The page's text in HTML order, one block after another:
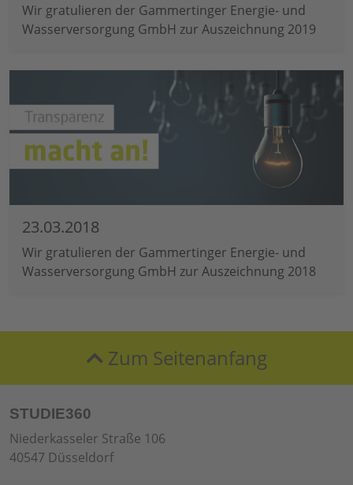
Wir gratulieren der Gammertinger Energie- und
Wasserversorgung GmbH zur Auszeichnung 2019
23.03.2018
Wir gratulieren der Gammertinger Energie- und
Wasserversorgung GmbH zur Auszeichnung 2018
Zum Seitenanfang
STUDIE360
Niederkasseler Straße 106
40547 Düsseldorf